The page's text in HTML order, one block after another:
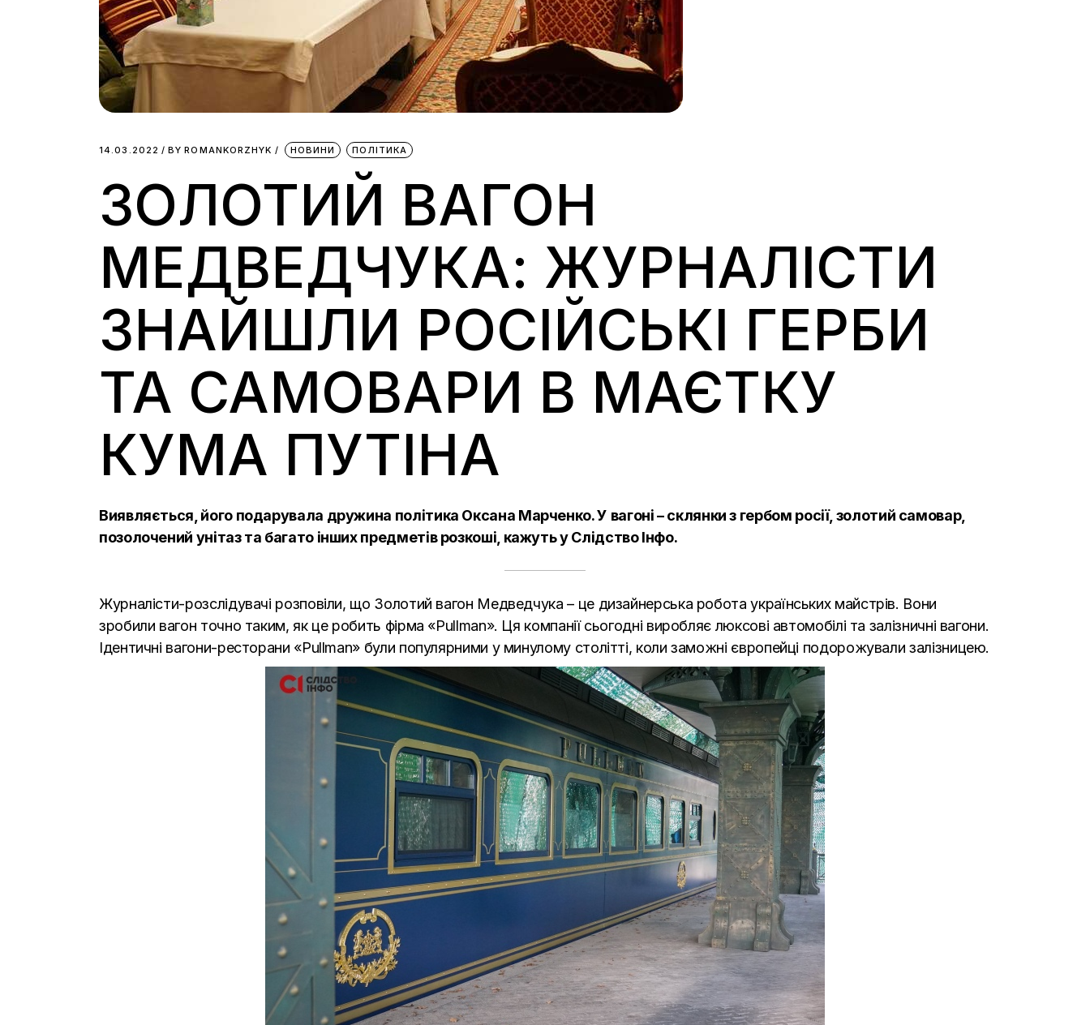
14.03.2022 BY ROMANKORZHYK НОВИНИ ПОЛІТИКА
ЗОЛОТИЙ ВАГОН
МЕДВЕДЧУКА: ЖУРНАЛІСТИ
ЗНАЙШЛИ РОСІЙСЬКІ ГЕРБИ
ТА САМОВАРИ В МАЄТКУ
КУМА ПУТІНА
Виявляється, його подарувала дружина політика Оксана Марченко. У вагоні – склянки з гербом росії, золотий самовар,
позолочений унітаз та багато інших предметів розкоші, кажуть уСлідство Інфо.
Журналісти-розслідувачі розповіли, що Золотий вагон Медведчука – це дизайнерська робота українських майстрів. Вони
зробили вагон точно таким, як це робить фірма «Pullman». Ця компанії сьогодні виробляє люксові автомобілі та залізничні вагони.
Ідентичні вагони-ресторани «Pullman» були популярними у минулому столітті, коли заможні європейці подорожували залізницею.